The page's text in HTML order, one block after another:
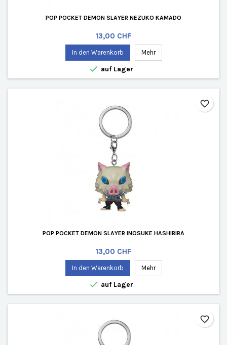
POP POCKET DEMON SLAYER NEZUKO KAMADO
Preis
13,00 CHF
In den Warenkorb Mehr
 auf Lager
POP POCKET DEMON SLAYER INOSUKE HASHIBIRA
Preis
13,00 CHF
In den Warenkorb Mehr
 auf Lager
favorite_border
favorite_border